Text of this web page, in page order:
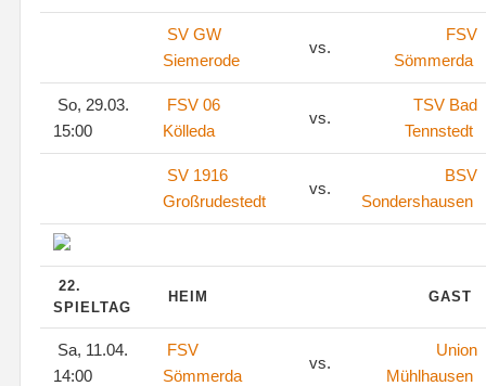
SV GW
Siemerode
vs.
FSV
Sömmerda
So, 29.03.
15:00
FSV 06
Kölleda
vs.
TSV Bad
Tennstedt
SV 1916
Großrudestedt
vs.
BSV
Sondershausen
22.
SPIELTAG
HEIM GAST
Sa, 11.04.
14:00
FSV
Sömmerda
vs.
Union
Mühlhausen